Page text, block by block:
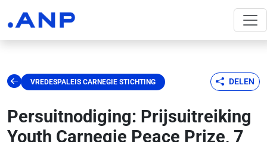
VREDESPALEIS CARNEGIE STICHTING DELEN
Persuitnodiging: Prijsuitreiking
Youth Carnegie Peace Prize, 7